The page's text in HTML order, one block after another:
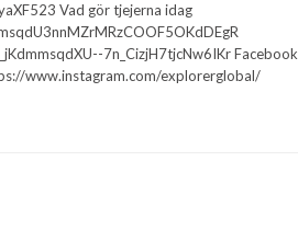
Vad gör tjejerna idag
7n_CizjH7tjcNw6IKr Facebook
www.instagram.com/explorerglobal/